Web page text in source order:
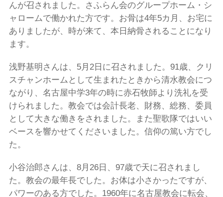
んが召されました。さふらん会のグループホーム・シ
ャロームで働かれた方です。お骨は4年5カ月、お宅に
ありましたが、時が来て、本日納骨されることになり
ます。
浅野基明さんは、5月2日に召されました。91歳、クリ
スチャンホームとして生まれたときから清水教会につ
ながり、名古屋中学3年の時に赤石牧師より洗礼を受
けられました。教会では会計長老、財務、総務、委員
として大きな働きをされました。また聖歌隊ではいい
ベースを響かせてくださいました。信仰の篤い方でし
た。
小谷治郎さんは、8月26日、97歳で天に召されまし
た。教会の最年長でした。お体は小さかったですが、
パワーのある方でした。1960年に名古屋教会に転会、